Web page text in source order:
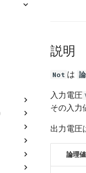
Sensor
説明
Not は
入力電圧
その入力
出力電圧
論理値